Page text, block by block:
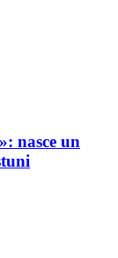
nasce un